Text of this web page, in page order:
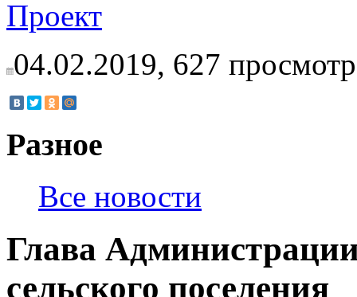
Проект
04.02.2019, 627
Разное
Все новости
Глава
сельского поселения